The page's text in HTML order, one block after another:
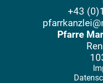
+43
Pfarre